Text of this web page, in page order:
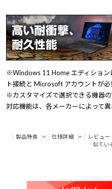
※Windows 11 Home エディション
ト接続と Microsoft アカウントが必
※カスタマイズで選択できる機器
対応機能は、各メーカーによって異
製品特長 仕様詳細 レビュー
似てい